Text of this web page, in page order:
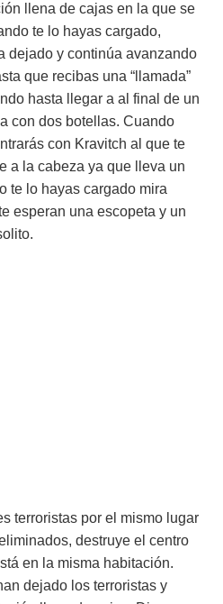
llena de cajas en la que se
te lo hayas cargado,
dejado y continúa avanzando
que recibas una “llamada”
hasta llegar a al final de un
con dos botellas. Cuando
con Kravitch al que te
a la cabeza ya que lleva un
te lo hayas cargado mira
esperan una escopeta y un
terroristas por el mismo lugar
destruye el centro
en la misma habitación.
dejado los terroristas y